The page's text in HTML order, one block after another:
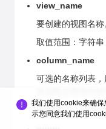
view_name
要创建的视图名称
取值范围：字符串
column_name
可选的名称列表
取值范围：字符串
我们使用cookie来确
示您同意我们使用